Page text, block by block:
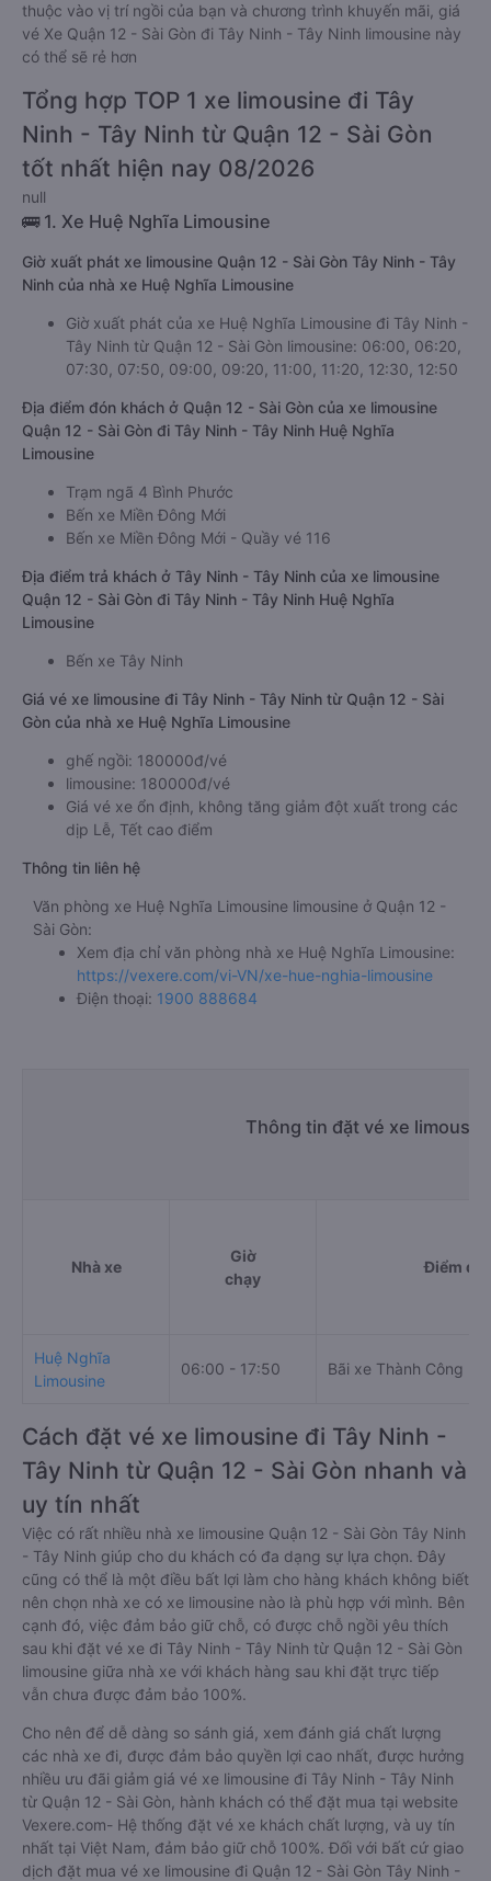
thuộc vào vị trí ngồi của bạn và chương trình khuyến mãi, giá
vé Xe Quận 12 - Sài Gòn đi Tây Ninh - Tây Ninh limousine này
có thể sẽ rẻ hơn
Tổng hợp TOP 1 xe limousine đi Tây
Ninh - Tây Ninh từ Quận 12 - Sài Gòn
tốt nhất hiện nay 08/2026
null
🚌 1. Xe Huệ Nghĩa Limousine
Giờ xuất phát xe limousine Quận 12 - Sài Gòn Tây Ninh - Tây
Ninh của nhà xe Huệ Nghĩa Limousine
Giờ xuất phát của xe Huệ Nghĩa Limousine đi Tây Ninh -
Tây Ninh từ Quận 12 - Sài Gòn limousine: 06:00, 06:20,
07:30, 07:50, 09:00, 09:20, 11:00, 11:20, 12:30, 12:50
Địa điểm đón khách ở Quận 12 - Sài Gòn của xe limousine
Quận 12 - Sài Gòn đi Tây Ninh - Tây Ninh Huệ Nghĩa
Limousine
Trạm ngã 4 Bình Phước
Bến xe Miền Đông Mới
Bến xe Miền Đông Mới - Quầy vé 116
Địa điểm trả khách ở Tây Ninh - Tây Ninh của xe limousine
Quận 12 - Sài Gòn đi Tây Ninh - Tây Ninh Huệ Nghĩa
Limousine
Bến xe Tây Ninh
Giá vé xe limousine đi Tây Ninh - Tây Ninh từ Quận 12 - Sài
Gòn của nhà xe Huệ Nghĩa Limousine
ghế ngồi: 180000đ/vé
limousine: 180000đ/vé
Giá vé xe ổn định, không tăng giảm đột xuất trong các
dịp Lễ, Tết cao điểm
Thông tin liên hệ
Văn phòng xe Huệ Nghĩa Limousine limousine ở Quận 12 -
Sài Gòn:
Xem địa chỉ văn phòng nhà xe Huệ Nghĩa Limousine:
https://vexere.com/vi-VN/xe-hue-nghia-limousine
Điện thoại: 1900 888684
Thông tin đặt vé xe
Nhà xe
Giờ
chạy
Điểm đi
Huệ Nghĩa
Limousine
06:00 - 17:50 Bãi xe Thành Công
Cách đặt vé xe limousine đi Tây Ninh -
Tây Ninh từ Quận 12 - Sài Gòn nhanh và
uy tín nhất
Việc có rất nhiều nhà xe limousine Quận 12 - Sài Gòn Tây Ninh
- Tây Ninh giúp cho du khách có đa dạng sự lựa chọn. Đây
cũng có thể là một điều bất lợi làm cho hàng khách không biết
nên chọn nhà xe có xe limousine nào là phù hợp với mình. Bên
cạnh đó, việc đảm bảo giữ chỗ, có được chỗ ngồi yêu thích
sau khi đặt vé xe đi Tây Ninh - Tây Ninh từ Quận 12 - Sài Gòn
limousine giữa nhà xe với khách hàng sau khi đặt trực tiếp
vẫn chưa được đảm bảo 100%.
Cho nên để dễ dàng so sánh giá, xem đánh giá chất lượng
các nhà xe đi, được đảm bảo quyền lợi cao nhất, được hưởng
nhiều ưu đãi giảm giá vé xe limousine đi Tây Ninh - Tây Ninh
từ Quận 12 - Sài Gòn, hành khách có thể đặt mua tại website
Vexere.com- Hệ thống đặt vé xe khách chất lượng, và uy tín
nhất tại Việt Nam, đảm bảo giữ chỗ 100%. Đối với bất cứ giao
dịch đặt mua vé xe limousine đi Quận 12 - Sài Gòn Tây Ninh -